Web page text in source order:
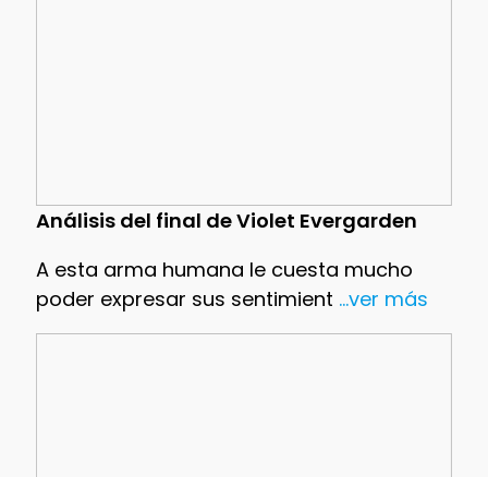
Análisis del final de Violet Evergarden
A esta arma humana le cuesta mucho
poder expresar sus sentimient ...ver más